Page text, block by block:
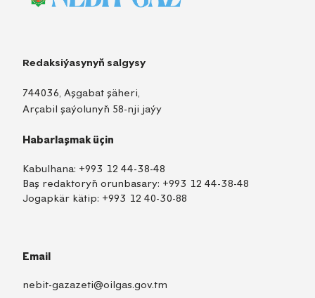
Redaksiýasynyň salgysy
744036, Aşgabat şäheri,
Arçabil şaýolunyň 58-nji jaýy
Habarlaşmak üçin
Kabulhana: +993 12 44-38-48
Baş redaktoryň orunbasary: +993 12 44-38-48
Jogapkär kätip: +993 12 40-30-88
Email
nebit-gazazeti@oilgas.gov.tm